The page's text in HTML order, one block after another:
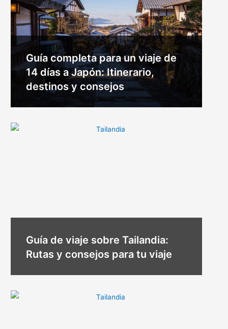
Guía completa para un viaje de
14 días a Japón: Itinerario,
destinos y consejos
Guía de viaje sobre Tailandia:
Rutas y consejos para tu viaje